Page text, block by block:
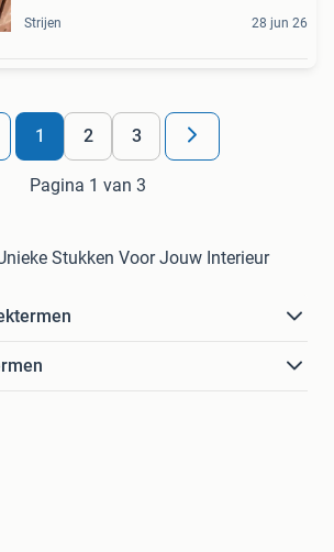
Strijen 28 jun 26
1 2 3
Pagina 1 van 3
Stukken Voor Jouw Interieur